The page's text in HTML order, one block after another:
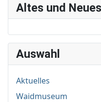
Altes und Neues
Auswahl
Aktuelles
Waidmuseum